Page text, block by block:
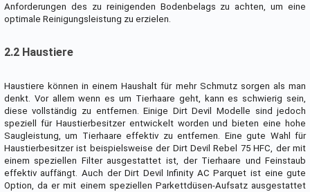
Anforderungen des zu reinigenden Bodenbelags zu achten, um eine
optimale Reinigungsleistung zu erzielen.
2.2 Haustiere
Haustiere können in einem Haushalt für mehr Schmutz sorgen als man
denkt. Vor allem wenn es um Tierhaare geht, kann es schwierig sein,
diese vollständig zu entfernen. Einige Dirt Devil Modelle sind jedoch
speziell für Haustierbesitzer entwickelt worden und bieten eine hohe
Saugleistung, um Tierhaare effektiv zu entfernen. Eine gute Wahl für
Haustierbesitzer ist beispielsweise der Dirt Devil Rebel 75 HFC, der mit
einem speziellen Filter ausgestattet ist, der Tierhaare und Feinstaub
effektiv auffängt. Auch der Dirt Devil Infinity AC Parquet ist eine gute
Option, da er mit einem speziellen Parkettdüsen-Aufsatz ausgestattet